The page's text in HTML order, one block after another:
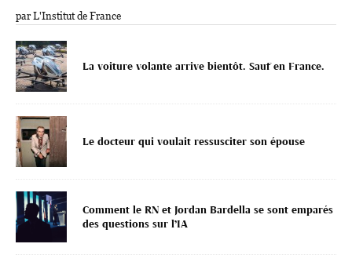
par L'Institut de France
La voiture volante arrive bientôt. Sauf en France.
Le docteur qui voulait ressusciter son épouse
Comment le RN et Jordan Bardella se sont emparés
des questions sur l’IA